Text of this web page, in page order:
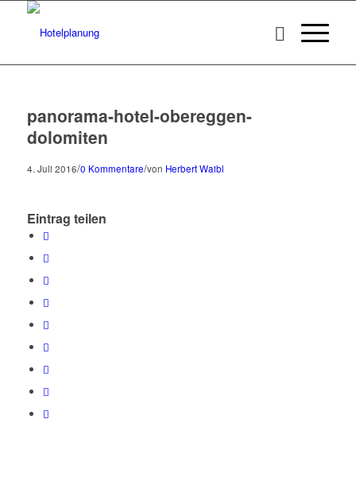
panorama-hotel-obereggen-
dolomiten
4. Juli 2016/0 Kommentare/von Herbert Waibl
Eintrag teilen